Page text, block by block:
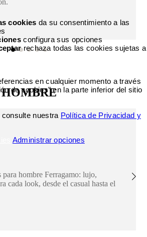
HOMBRE
para hombre Ferragamo: lujo,
cada look, desde el casual hasta el
cookies da su consentimiento a las
configura sus opciones
rechaza todas las cookies sujetas a
en cualquier momento a través
de cookies" en la parte inferior del sitio
nuestra Política de Privacidad y
Administrar opciones